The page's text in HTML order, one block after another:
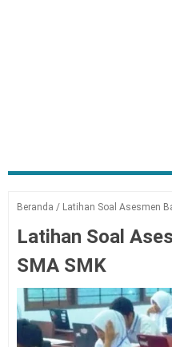
Beranda / Latihan Soal Asesmen
Latihan Soal
SMA SMK